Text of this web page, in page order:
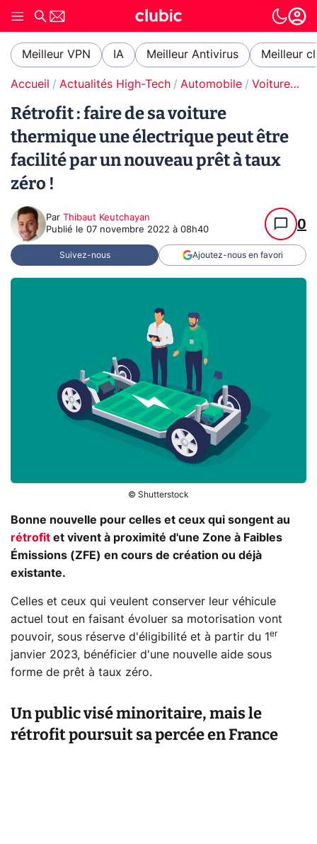
Meilleur VPN IA Meilleur Antivirus Meilleur
Accueil Actualités High-Tech Automobile Voitures électriques
Rétrofit : faire de sa voiture
thermique une électrique peut être
facilité par un nouveau prêt à taux
zéro !
Par Thibaut Keutchayan
Publié le 07 novembre 2022 à 08h40 0
Suivez-nous Ajoutez-nous en favori
© Shutterstock
Bonne nouvelle pour celles et ceux qui songent au
rétrofit et vivent à proximité d'une Zone à Faibles
Émissions (ZFE) en cours de création ou déjà
existante.
Celles et ceux qui veulent conserver leur véhicule
actuel tout en faisant évoluer sa motorisation vont
pouvoir, sous réserve d'éligibilité et à partir du 1 er
janvier 2023, bénéficier d'une nouvelle aide sous
forme de prêt à taux zéro.
Un public visé minoritaire, mais le
rétrofit poursuit sa percée en France